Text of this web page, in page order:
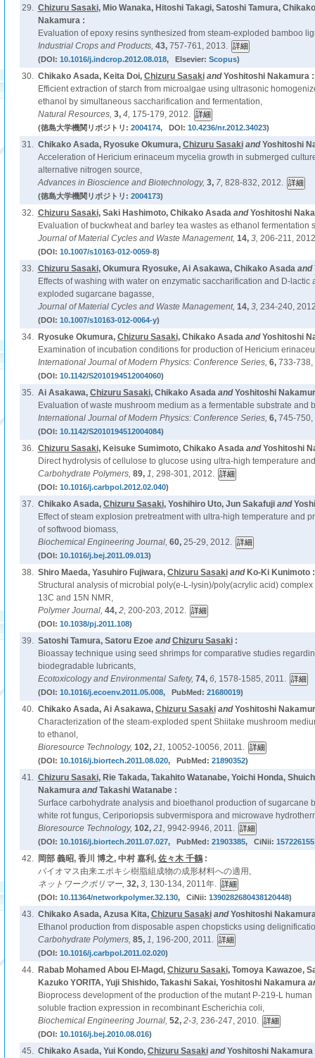
29. Chizuru Sasaki, Mio Wanaka, Hitoshi Takagi, Satoshi Tamura,
Nakamura :
Evaluation of epoxy resins synthesized from steam-exploded bamboo
Industrial Crops and Products, 43, 757-761, 2013.
(DOI: 10.1016/j.indcrop.2012.08.018, Elsevier: Scopus)
30. Chikako Asada, Keita Doi, Chizuru SasakiandYoshitoshi Nakamura :
Efficient extraction of starch from microalgae using ultrasonic
ethanol by simultaneous saccharification and fermentation,
Natural Resources, 3, 4, 175-179, 2012.
(徳島大学機関リポジトリ: 2004174, DOI: 10.4236/nr.2012.34023)
31. Chikako Asada, Ryosuke Okumura, Chizuru SasakiandYoshitoshi
Acceleration of Hericium erinaceum mycelia growth in submerged
alternative nitrogen source,
Advances in Bioscience and Biotechnology, 3, 7, 828-832, 2012.
(徳島大学機関リポジトリ: 2004173)
32. Chizuru Sasaki, Saki Hashimoto, Chikako AsadaandYoshitoshi
Evaluation of buckwheat and barley tea wastes as ethanol fermentation
Journal of Material Cycles and Waste Management, 14, 3, 206-211,
(DOI: 10.1007/s10163-012-0059-8)
33. Chizuru Sasaki, Okumura Ryosuke, Ai Asakawa, Chikako Asadaand
Effects of washing with water on enzymatic saccharification and D-lactic
exploded sugarcane bagasse,
Journal of Material Cycles and Waste Management, 14, 3, 234-240,
(DOI: 10.1007/s10163-012-0064-y)
34. Ryosuke Okumura, Chizuru Sasaki, Chikako AsadaandYoshitoshi
Examination of incubation conditions for production of Hericium
International Journal of Modern Physics: Conference Series, 6, 733-738,
(DOI: 10.1142/S2010194512004060)
35. Ai Asakawa, Chizuru Sasaki, Chikako AsadaandYoshitoshi
Evaluation of waste mushroom medium as a fermentable substrate and
International Journal of Modern Physics: Conference Series, 6, 745-750,
(DOI: 10.1142/S2010194512004084)
36. Chizuru Sasaki, Keisuke Sumimoto, Chikako AsadaandYoshitoshi
Direct hydrolysis of cellulose to glucose using ultra-high temperature
Carbohydrate Polymers, 89, 1, 298-301, 2012.
(DOI: 10.1016/j.carbpol.2012.02.040)
37. Chikako Asada, Chizuru Sasaki, Yoshihiro Uto, Jun Sakafujiand
Effect of steam explosion pretreatment with ultra-high temperature and
of softwood biomass,
Biochemical Engineering Journal, 60, 25-29, 2012.
(DOI: 10.1016/j.bej.2011.09.013)
38. Shiro Maeda, Yasuhiro Fujiwara, Chizuru Sasakiand Ko-Ki Kunimoto :
Structural analysis of microbial poly(e-L-lysin)/poly(acrylic acid) complex
13C and 15N NMR,
Polymer Journal, 44, 2, 200-203, 2012.
(DOI: 10.1038/pj.2011.108)
39. Satoshi Tamura, Satoru EzoeandChizuru Sasaki:
Bioassay technique using seed shrimps for comparative studies
biodegradable lubricants,
Ecotoxicology and Environmental Safety, 74, 6, 1578-1585, 2011.
(DOI: 10.1016/j.ecoenv.2011.05.008, PubMed: 21680019)
40. Chikako Asada, Ai Asakawa, Chizuru SasakiandYoshitoshi
Characterization of the steam-exploded spent Shiitake mushroom
to ethanol,
Bioresource Technology, 102, 21, 10052-10056, 2011.
(DOI: 10.1016/j.biortech.2011.08.020, PubMed: 21890352)
41. Chizuru Sasaki, Rie Takada, Takahito Watanabe, Yoichi Honda,
NakamuraandTakashi Watanabe :
Surface carbohydrate analysis and bioethanol production of sugarcane
white rot fungus, Ceriporiopsis subvermispora and microwave
Bioresource Technology, 102, 21, 9942-9946, 2011.
(DOI: 10.1016/j.biortech.2011.07.027, PubMed: 21903385, CiNii:
42. 岡部 義昭, 香川 博之, 中村 嘉利, 佐々木 千鶴:
バイオマス由来エポキシ樹脂組成物の成形材料への適用,
ネットワークポリマー, 32, 3, 130-134, 2011年.
(DOI: 10.11364/networkpolymer.32.130, CiNii: 1390282680438120448)
43. Chikako Asada, Azusa Kita, Chizuru SasakiandYoshitoshi
Ethanol production from disposable aspen chopsticks using
Carbohydrate Polymers, 85, 1, 196-200, 2011.
(DOI: 10.1016/j.carbpol.2011.02.020)
44. Rabab Mohamed Abou El-Magd, Chizuru Sasaki, Tomoya Kawazoe,
Kazuko YORITA, Yuji Shishido, Takashi Sakai, Yoshitoshi Nakamura
Bioprocess development of the production of the mutant P-219-L
soluble fraction expression in recombinant Escherichia coli,
Biochemical Engineering Journal, 52, 2-3, 236-247, 2010.
(DOI: 10.1016/j.bej.2010.08.016)
45. Chikako Asada, Yui Kondo, Chizuru SasakiandYoshitoshi Nakamura